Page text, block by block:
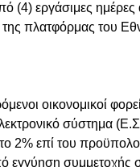
(4) εργάσιμες
πλατφόρμας του
οικονομικοί
σύστημα
2% επί του
συμμετοχής